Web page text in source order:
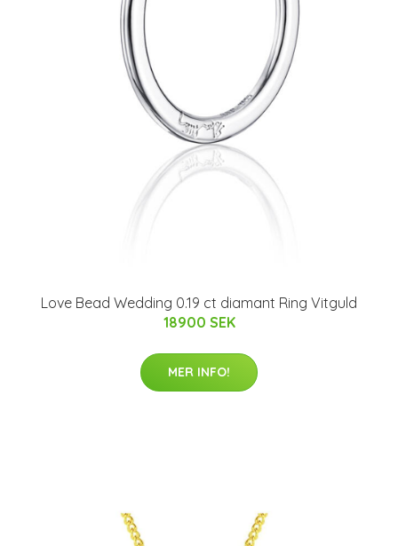
Love Bead Wedding 0.19 ct diamant Ring Vitguld
18900 SEK
MER INFO!